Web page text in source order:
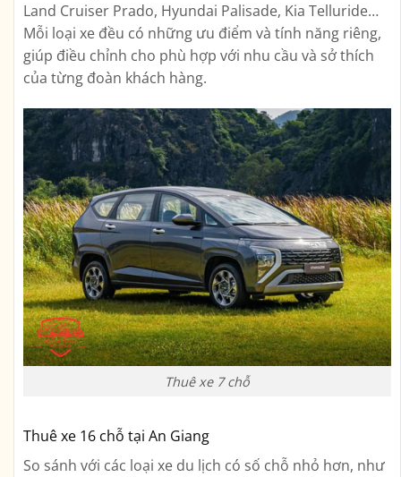
Land Cruiser Prado, Hyundai Palisade, Kia Telluride…
Mỗi loại xe đều có những ưu điểm và tính năng riêng,
giúp điều chỉnh cho phù hợp với nhu cầu và sở thích
của từng đoàn khách hàng.
Thuê xe 7 chỗ
Thuê xe 16 chỗ tại An Giang
So sánh với các loại xe du lịch có số chỗ nhỏ hơn, như